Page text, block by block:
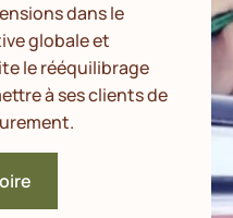
dans le
globale et
le rééquilibrage
à ses clients de